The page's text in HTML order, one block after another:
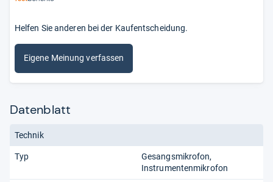
Helfen Sie anderen bei der Kaufentscheidung.
Eigene Meinung verfassen
Datenblatt
Technik
Typ
Gesangsmikrofon
Instrumentenmikrofon